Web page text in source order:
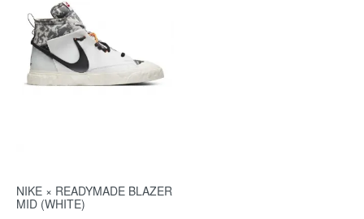
NIKE × READYMADE BLAZER
MID (WHITE)